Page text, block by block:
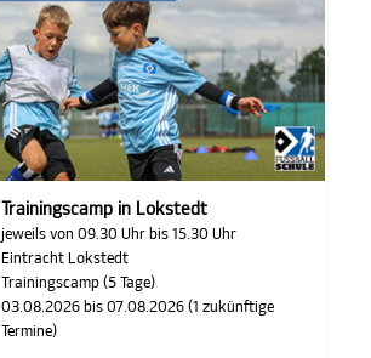
Trainingscamp in Lokstedt
jeweils von 09.30 Uhr bis 15.30 Uhr
Eintracht Lokstedt
Trainingscamp (5 Tage)
03.08.2026 bis 07.08.2026 (1 zukünftige
Termine)